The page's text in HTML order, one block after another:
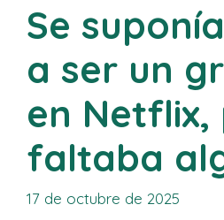
Se
a ser un
en Netflix,
faltaba
17 de octubre de 2025